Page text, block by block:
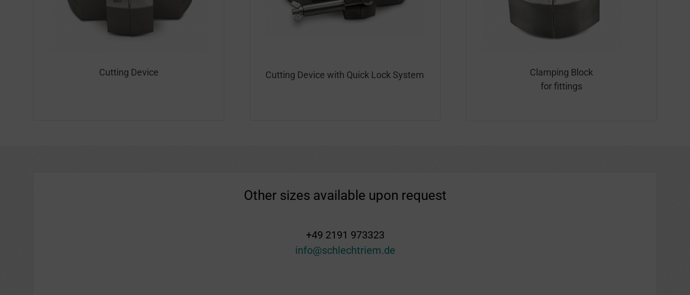
Cutting Device Cutting Device with Quick Lock System
Clamping Block
for fittings
Other sizes available upon request
+49 2191 973323
info@schlechtriem.de